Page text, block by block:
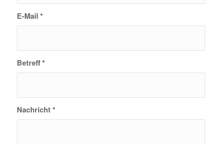
E-Mail *
Betreff*
Nachricht*